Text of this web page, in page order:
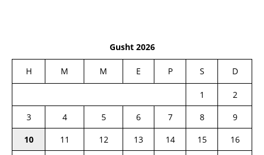
Gusht 2026
H M M E P S D
1
2
3
4 5 6 7 8
9
10
11 12 13 14 15
16